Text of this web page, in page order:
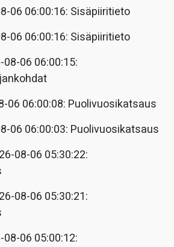
06 06:00:16: Sisäpiiritieto
06 06:00:16: Sisäpiiritieto
08-06 06:00:15:
06 06:00:08: Puolivuosikatsaus
06 06:00:03: Puolivuosikatsaus
08-06 05:30:22:
08-06 05:30:21:
08-06 05:00:12: